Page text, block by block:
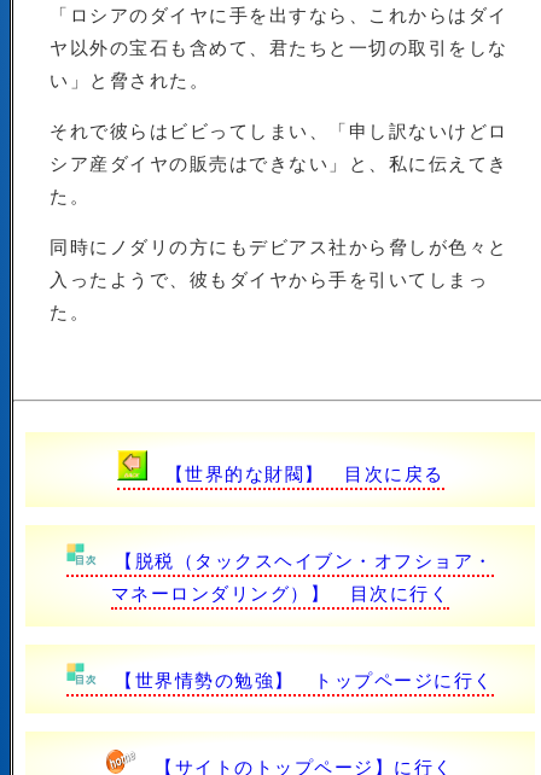
「ロシアのダイヤに手を出すなら、これからはダイ
ヤ以外の宝石も含めて、君たちと一切の取引をしな
い」と脅された。
それで彼らはビビってしまい、「申し訳ないけどロ
シア産ダイヤの販売はできない」と、私に伝えてき
た。
同時にノダリの方にもデビアス社から脅しが色々と
入ったようで、彼もダイヤから手を引いてしまっ
た。
【世界的な財閥】 目次に戻る
【脱税（タックスヘイブン・オフショア・
マネーロンダリング）】 目次に行く
【世界情勢の勉強】 トップページに行く
【サイトのトップページ】に行く